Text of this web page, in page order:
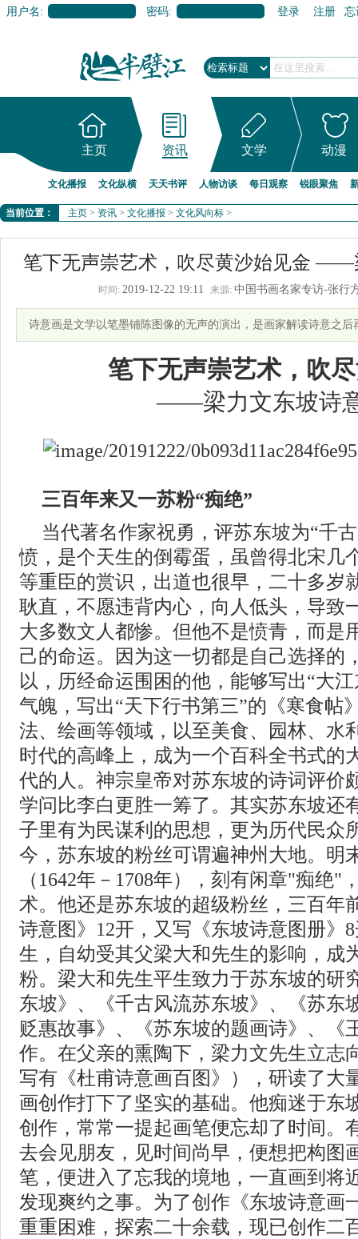
用户名: 密码: 登录 注册 忘
主页 资讯 文学 动漫
文化播报 文化纵横 天天书评 人物访谈 每日观察 锐眼聚焦
当前位置： 主页 > 资讯 > 文化播报 > 文化风向标 >
笔下无声崇艺术，吹尽黄沙始见金 ——
时间: 2019-12-22 19:11 来源: 中国书画名家专访-张行
诗意画是文学以笔墨铺陈图像的无声的演出，是画家解读诗意之后
笔下无声崇艺术，吹
——梁力文东坡诗
三百年来又一苏粉“痴绝”
当代著名作家祝勇，评苏东坡为“千
愤，是个天生的倒霉蛋，虽曾得北宋几
等重臣的赏识，出道也很早，二十多岁
耿直，不愿违背内心，向人低头，导致
大多数文人都惨。但他不是愤青，而是
己的命运。因为这一切都是自己选择的
以，历经命运围困的他，能够写出“大
气魄，写出“天下行书第三”的《寒食帖
法、绘画等领域，以至美食、园林、水
时代的高峰上，成为一个百科全书式的
代的人。神宗皇帝对苏东坡的诗词评价
学问比李白更胜一筹了。其实苏东坡还
子里有为民谋利的思想，更为历代民
今，苏东坡的粉丝可谓遍神州大地。明
（1642年－1708年），刻有闲章"痴绝"
术。他还是苏东坡的超级粉丝，三百年
诗意图》12开，又写《东坡诗意图册》
生，自幼受其父梁大和先生的影响，成
粉。梁大和先生平生致力于苏东坡的研
东坡》、《千古风流苏东坡》、《苏东
贬惠故事》、《苏东坡的题画诗》、《
作。在父亲的熏陶下，梁力文先生立志
写有《杜甫诗意画百图》），研读了大
画创作打下了坚实的基础。他痴迷于东
创作，常常一提起画笔便忘却了时间。
去会见朋友，见时间尚早，便想把构图
笔，便进入了忘我的境地，一直画到将
发现爽约之事。为了创作《东坡诗意画
重重困难，探索二十余载，现已创作二